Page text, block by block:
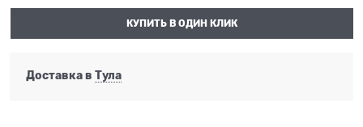
КУПИТЬ В ОДИН КЛИК
Доставка в Тула